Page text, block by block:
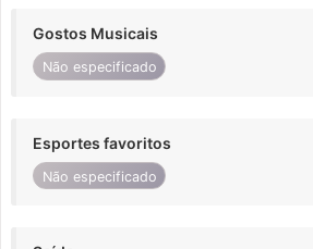
Gostos Musicais
Não especificado
Esportes favoritos
Não especificado